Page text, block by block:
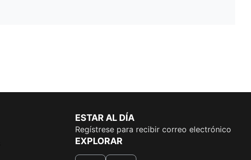
ESTAR AL DÍA
Regístrese para recibir correo electrónico
EXPLORAR